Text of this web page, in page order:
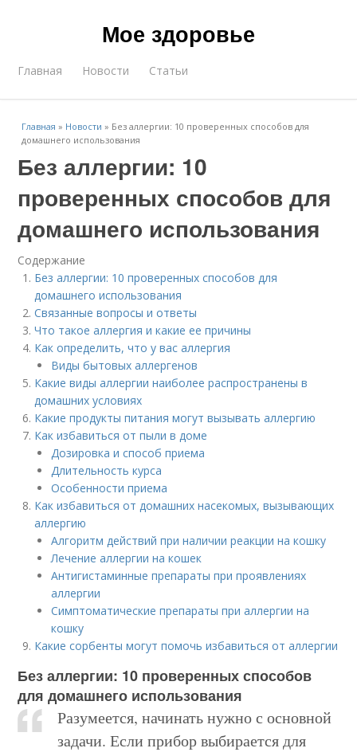
Мое здоровье
Главная Новости Статьи
Главная » Новости » Без аллергии: 10 проверенных способов для
домашнего использования
Без аллергии: 10
проверенных способов для
домашнего использования
Содержание
Без аллергии: 10 проверенных способов для
домашнего использования
Связанные вопросы и ответы
Что такое аллергия и какие ее причины
Как определить, что у вас аллергия
Виды бытовых аллергенов
Какие виды аллергии наиболее распространены в
домашних условиях
Какие продукты питания могут вызывать аллергию
Как избавиться от пыли в доме
Дозировка и способ приема
Длительность курса
Особенности приема
Как избавиться от домашних насекомых, вызывающих
аллергию
Алгоритм действий при наличии реакции на кошку
Лечение аллергии на кошек
Антигистаминные препараты при проявлениях
аллергии
Симптоматические препараты при аллергии на
кошку
Какие сорбенты могут помочь избавиться от аллергии
Без аллергии: 10 проверенных способов
для домашнего использования
Разумеется, начинать нужно с основной
задачи. Если прибор выбирается для